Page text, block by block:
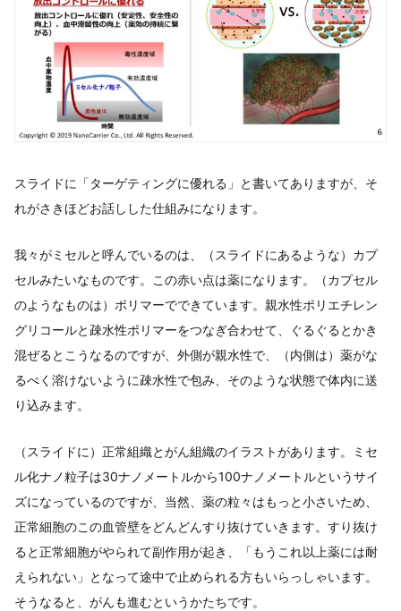
スライドに「ターゲティングに優れる」と書いてありますが、そ
れがさきほどお話しした仕組みになります。
我々がミセルと呼んでいるのは、（スライドにあるような）カプ
セルみたいなものです。この赤い点は薬になります。（カプセル
のようなものは）ポリマーでできています。親水性ポリエチレン
グリコールと疎水性ポリマーをつなぎ合わせて、ぐるぐるとかき
混ぜるとこうなるのですが、外側が親水性で、（内側は）薬がな
るべく溶けないように疎水性で包み、そのような状態で体内に送
り込みます。
（スライドに）正常組織とがん組織のイラストがあります。ミセ
ル化ナノ粒子は30ナノメートルから100ナノメートルというサイ
ズになっているのですが、当然、薬の粒々はもっと小さいため、
正常細胞のこの血管壁をどんどんすり抜けていきます。すり抜け
ると正常細胞がやられて副作用が起き、「もうこれ以上薬には耐
えられない」となって途中で止められる方もいらっしゃいます。
そうなると、がんも進むというかたちです。